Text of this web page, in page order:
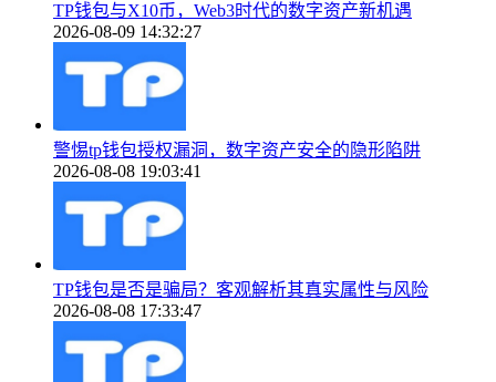
TP钱包与X10币，Web3时代的数字资产新机遇
2026-08-09 14:32:27
警惕tp钱包授权漏洞，数字资产安全的隐形陷阱
2026-08-08 19:03:41
TP钱包是否是骗局？客观解析其真实属性与风险
2026-08-08 17:33:47